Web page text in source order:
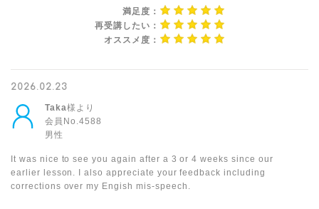
満足度：
再受講したい：
オススメ度：
2026.02.23
Taka様より
会員No.4588
男性
It was nice to see you again after a 3 or 4 weeks since our
earlier lesson. I also appreciate your feedback including
corrections over my Engish mis-speech.